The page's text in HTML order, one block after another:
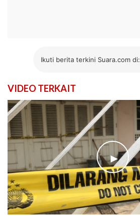
Ikuti berita terkini Suara.com di:
VIDEO TERKAIT
►